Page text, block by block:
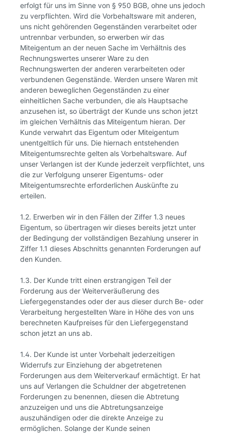
erfolgt für uns im Sinne von § 950 BGB, ohne uns jedoch
zu verpflichten. Wird die Vorbehaltsware mit anderen,
uns nicht gehörenden Gegenständen verarbeitet oder
untrennbar verbunden, so erwerben wir das
Miteigentum an der neuen Sache im Verhältnis des
Rechnungswertes unserer Ware zu den
Rechnungswerten der anderen verarbeiteten oder
verbundenen Gegenstände. Werden unsere Waren mit
anderen beweglichen Gegenständen zu einer
einheitlichen Sache verbunden, die als Hauptsache
anzusehen ist, so überträgt der Kunde uns schon jetzt
im gleichen Verhältnis das Miteigentum hieran. Der
Kunde verwahrt das Eigentum oder Miteigentum
unentgeltlich für uns. Die hiernach entstehenden
Miteigentumsrechte gelten als Vorbehaltsware. Auf
unser Verlangen ist der Kunde jederzeit verpflichtet, uns
die zur Verfolgung unserer Eigentums- oder
Miteigentumsrechte erforderlichen Auskünfte zu
erteilen.
1.2. Erwerben wir in den Fällen der Ziffer 1.3 neues
Eigentum, so übertragen wir dieses bereits jetzt unter
der Bedingung der vollständigen Bezahlung unserer in
Ziffer 1.1 dieses Abschnitts genannten Forderungen auf
den Kunden.
1.3. Der Kunde tritt einen erstrangigen Teil der
Forderung aus der Weiterveräußerung des
Liefergegenstandes oder der aus dieser durch Be- oder
Verarbeitung hergestellten Ware in Höhe des von uns
berechneten Kaufpreises für den Liefergegenstand
schon jetzt an uns ab.
1.4. Der Kunde ist unter Vorbehalt jederzeitigen
Widerrufs zur Einziehung der abgetretenen
Forderungen aus dem Weiterverkauf ermächtigt. Er hat
uns auf Verlangen die Schuldner der abgetretenen
Forderungen zu benennen, diesen die Abtretung
anzuzeigen und uns die Abtretungsanzeige
auszuhändigen oder die direkte Anzeige zu
ermöglichen. Solange der Kunde seinen